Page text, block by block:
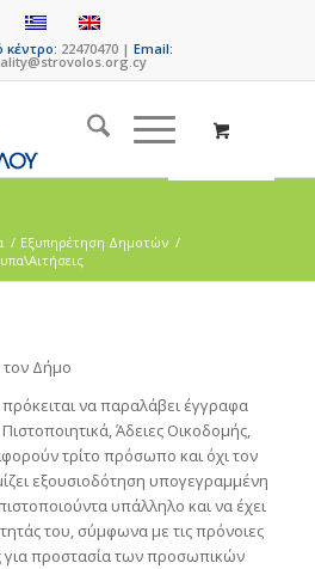
κέντρο: 22470470 |Email:
/ Εξυπηρέτηση Δημοτών /
Δήμο
να παραλάβει έγγραφα
Άδειες Οικοδομής,
τρίτο πρόσωπο και όχι τον
εξουσιοδότηση υπογεγραμμένη
υπάλληλο και να έχει
του, σύμφωνα με τις πρόνοιες
για προστασία των προσωπικών